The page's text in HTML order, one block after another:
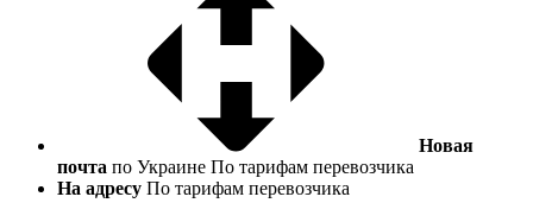
Новая
почта по Украине По тарифам перевозчика
На адресу По тарифам перевозчика